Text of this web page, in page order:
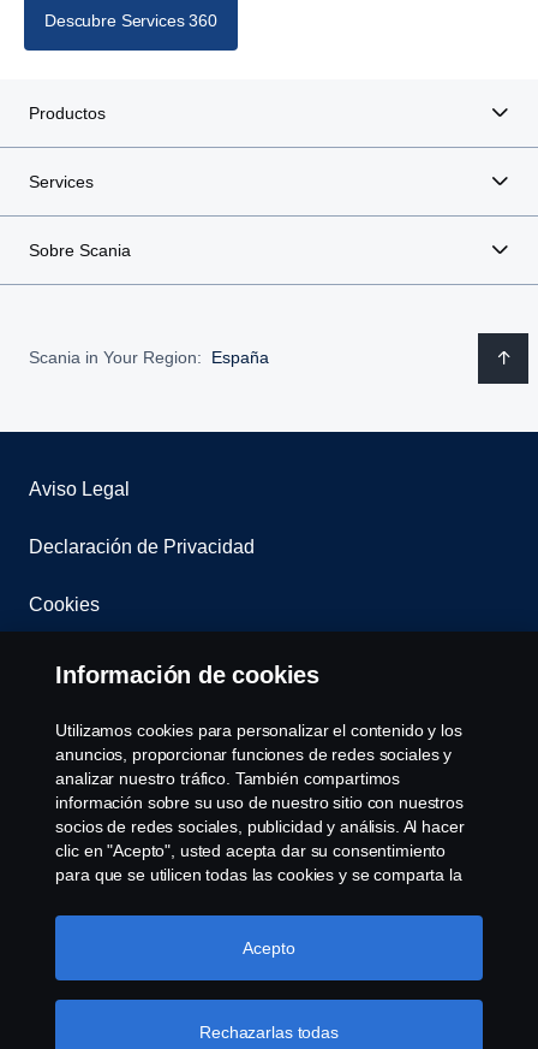
Descubre Services 360
Productos
Services
Sobre Scania
Scania in Your Region: España
Aviso Legal
Declaración de Privacidad
Cookies
Contacta con nosotros
Whistleblowing
Governance, Risk & Compliance
Configuración de cookies
© Copyright Scania 2025 All rights reserved. Scania
Información de cookies
Utilizamos cookies para personalizar el contenido y los
anuncios, proporcionar funciones de redes sociales y
analizar nuestro tráfico. También compartimos
información sobre su uso de nuestro sitio con nuestros
socios de redes sociales, publicidad y análisis. Al hacer
clic en "Acepto", usted acepta dar su consentimiento
para que se utilicen todas las cookies y se comparta la
haciendo clic en "Configuración de cookies" y
seleccionando las categorías que desea aceptar. Para
Más información sobre su privacidad
Rechazarlas todas
Acepto